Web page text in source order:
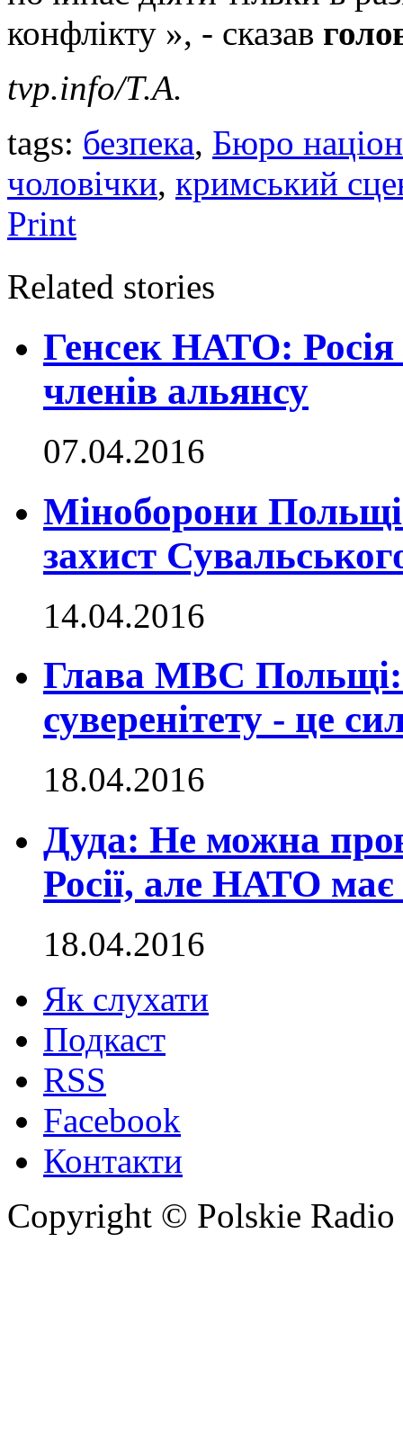
конфлікту », - сказав
tvp.info/Т.А.
tags: безпека, Бюро
чоловічки, кримський
Print
Related stories
Генсек НАТО:
членів альянсу
07.04.2016
Міноборони
захист
14.04.2016
Глава МВС Польщі:
суверенітету - це
18.04.2016
Дуда: Не можна
Росії, але НАТО
18.04.2016
Як слухати
Подкаст
RSS
Facebook
Контакти
Copyright © Polskie